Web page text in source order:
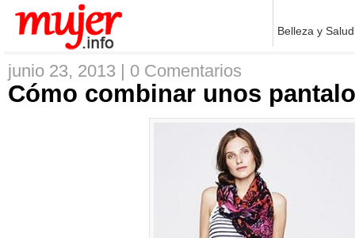
Belleza y Salud
junio 23, 2013 | 0 Comentarios
Cómo combinar unos